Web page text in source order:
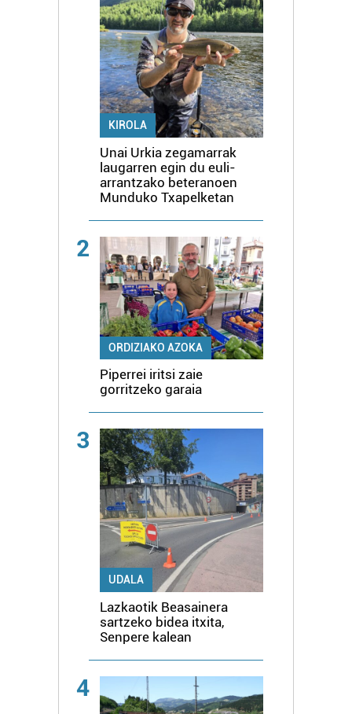
KIROLA
Unai Urkia zegamarrak
laugarren egin du euli-
arrantzako beteranoen
Munduko Txapelketan
2
ORDIZIAKO AZOKA
Piperrei iritsi zaie
gorritzeko garaia
3
UDALA
Lazkaotik Beasainera
sartzeko bidea itxita,
Senpere kalean
4